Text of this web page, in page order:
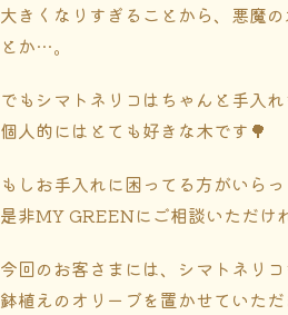
大きくなりすぎることから、悪魔
とか…。
でもシマトネリコはちゃんと手入
個人的にはとても好きな木です🌳
もしお手入れに困ってる方がいら
是非MY GREENにご相談いただけ
今回のお客さまには、シマトネリ
鉢植えのオリーブを置かせていただ